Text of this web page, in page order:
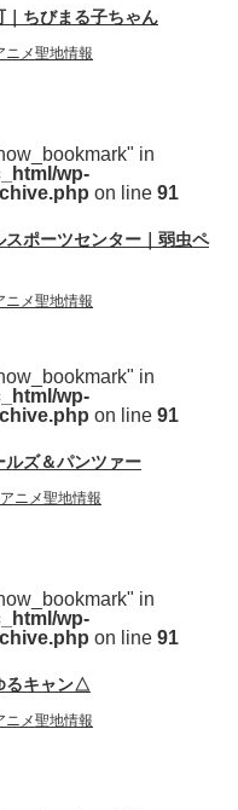
｜ちびまる子ちゃん
ニメ聖地情報
in
wp-
on line 91
スポーツセンター｜弱虫ペ
ニメ聖地情報
in
wp-
on line 91
ルズ＆パンツァー
ニメ聖地情報
in
wp-
on line 91
るキャン△
ニメ聖地情報